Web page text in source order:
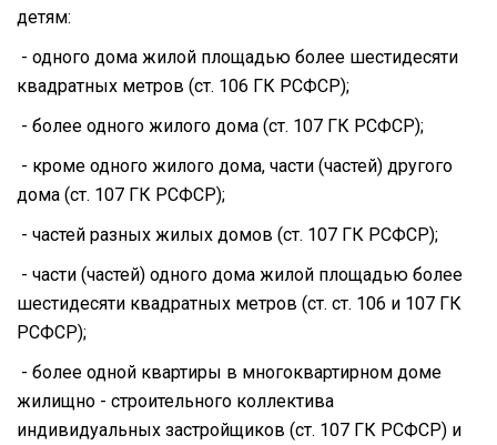
детям:
- одного дома жилой площадью более шестидесяти
квадратных метров (ст. 106 ГК РСФСР);
- более одного жилого дома (ст. 107 ГК РСФСР);
- кроме одного жилого дома, части (частей) другого
дома (ст. 107 ГК РСФСР);
- частей разных жилых домов (ст. 107 ГК РСФСР);
- части (частей) одного дома жилой площадью более
шестидесяти квадратных метров (ст. ст. 106 и 107 ГК
РСФСР);
- более одной квартиры в многоквартирном доме
жилищно - строительного коллектива
индивидуальных застройщиков (ст. 107 ГК РСФСР) и